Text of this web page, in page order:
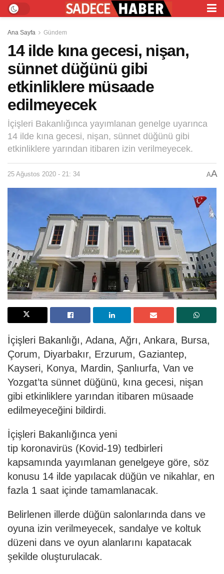
Ana Sayfa Gündem
14 ilde kına gecesi, nişan,
sünnet düğünü gibi
etkinliklere müsaade
edilmeyecek
İçişleri Bakanlığınca yayımlanan genelge uyarınca
14 ilde kına gecesi, nişan, sünnet düğünü gibi
etkinliklere yarından itibaren izin verilmeyecek.
25 Ağustos 2020 - 21: 34 AA
İçişleri Bakanlığı, Adana, Ağrı, Ankara, Bursa,
Çorum, Diyarbakır, Erzurum, Gaziantep,
Kayseri, Konya, Mardin, Şanlıurfa, Van ve
Yozgat’ta sünnet düğünü, kına gecesi, nişan
gibi etkinliklere yarından itibaren müsaade
edilmeyeceğini bildirdi.
İçişleri Bakanlığınca yeni
tip koronavirüs (Kovid-19) tedbirleri
kapsamında yayımlanan genelgeye göre, söz
konusu 14 ilde yapılacak düğün ve nikahlar, en
fazla 1 saat içinde tamamlanacak.
Belirlenen illerde düğün salonlarında dans ve
oyuna izin verilmeyecek, sandalye ve koltuk
düzeni dans ve oyun alanlarını kapatacak
şekilde oluşturulacak.